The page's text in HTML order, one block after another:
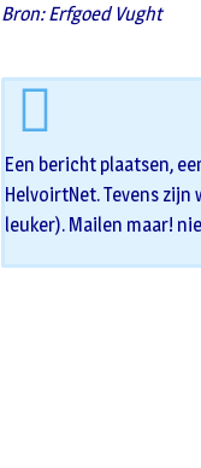
Bron: Erfgoed Vught
Een bericht plaatsen,
HelvoirtNet. Tevens
leuker). Mailen maar!